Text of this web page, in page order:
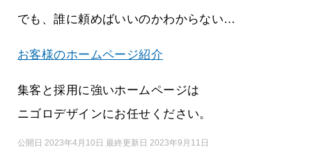
でも、誰に頼めばいいのかわからない…
お客様のホームページ紹介
集客と採用に強いホームページは
ニゴロデザインにお任せください。
公開日 2023年4月10日 最終更新日 2023年9月11日